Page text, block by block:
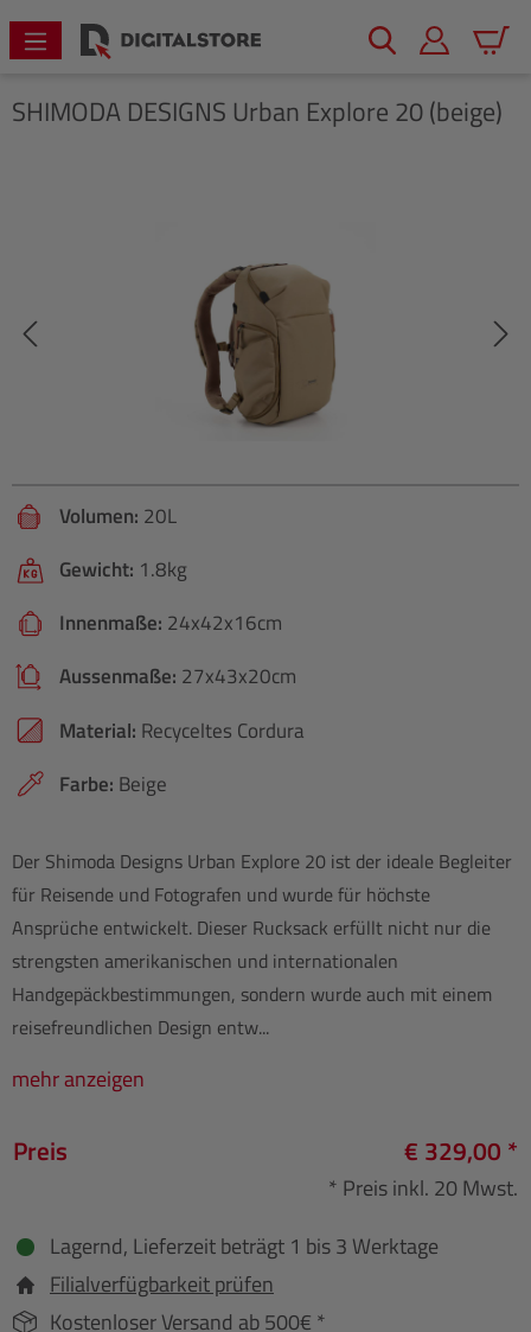
springen
SHIMODA DESIGNS Urban Explore 20 (beige)
Volumen: 20L
Gewicht: 1.8kg
Innenmaße: 24x42x16cm
Aussenmaße: 27x43x20cm
Material: Recyceltes Cordura
Farbe: Beige
Der Shimoda Designs Urban Explore 20 ist der ideale Begleiter
für Reisende und Fotografen und wurde für höchste
Ansprüche entwickelt. Dieser Rucksack erfüllt nicht nur die
strengsten amerikanischen und internationalen
Handgepäckbestimmungen, sondern wurde auch mit einem
reisefreundlichen Design entw...
mehr anzeigen
Preis € 329,00 *
* Preis inkl. 20 Mwst.
Lagernd, Lieferzeit beträgt 1 bis 3 Werktage
Filialverfügbarkeit prüfen
Kostenloser Versand ab 500€ *